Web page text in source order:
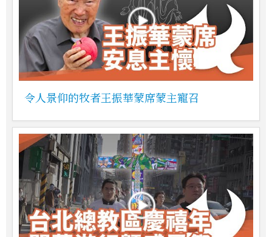
令人景仰的牧者王振華蒙席蒙主寵召